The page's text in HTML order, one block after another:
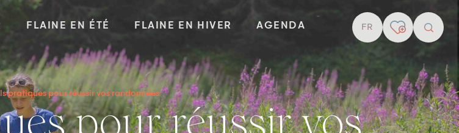
FLAINE EN ÉTÉ FLAINE EN HIVER AGENDA FR
pratiques pour réussir vos randonnées